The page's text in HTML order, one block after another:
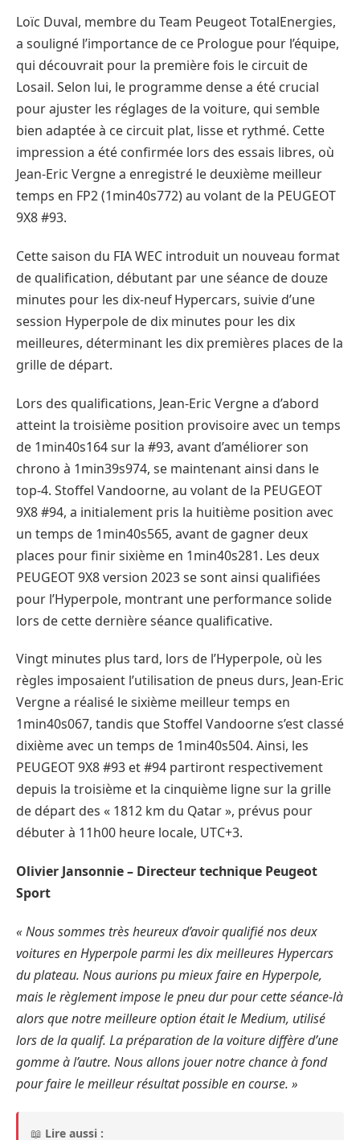
Loïc Duval, membre du Team Peugeot TotalEnergies,
a souligné l’importance de ce Prologue pour l’équipe,
qui découvrait pour la première fois le circuit de
Losail. Selon lui, le programme dense a été crucial
pour ajuster les réglages de la voiture, qui semble
bien adaptée à ce circuit plat, lisse et rythmé. Cette
impression a été confirmée lors des essais libres, où
Jean-Eric Vergne a enregistré le deuxième meilleur
temps en FP2 (1min40s772) au volant de la PEUGEOT
9X8 #93.
Cette saison du FIA WEC introduit un nouveau format
de qualification, débutant par une séance de douze
minutes pour les dix-neuf Hypercars, suivie d’une
session Hyperpole de dix minutes pour les dix
meilleures, déterminant les dix premières places de la
grille de départ.
Lors des qualifications, Jean-Eric Vergne a d’abord
atteint la troisième position provisoire avec un temps
de 1min40s164 sur la #93, avant d’améliorer son
chrono à 1min39s974, se maintenant ainsi dans le
top-4. Stoffel Vandoorne, au volant de la PEUGEOT
9X8 #94, a initialement pris la huitième position avec
un temps de 1min40s565, avant de gagner deux
places pour finir sixième en 1min40s281. Les deux
PEUGEOT 9X8 version 2023 se sont ainsi qualifiées
pour l’Hyperpole, montrant une performance solide
lors de cette dernière séance qualificative.
Vingt minutes plus tard, lors de l’Hyperpole, où les
règles imposaient l’utilisation de pneus durs, Jean-Eric
Vergne a réalisé le sixième meilleur temps en
1min40s067, tandis que Stoffel Vandoorne s’est classé
dixième avec un temps de 1min40s504. Ainsi, les
PEUGEOT 9X8 #93 et #94 partiront respectivement
depuis la troisième et la cinquième ligne sur la grille
de départ des « 1812 km du Qatar », prévus pour
débuter à 11h00 heure locale, UTC+3.
Olivier Jansonnie – Directeur technique Peugeot
Sport
« Nous sommes très heureux d’avoir qualifié nos deux
voitures en Hyperpole parmi les dix meilleures Hypercars
du plateau. Nous aurions pu mieux faire en Hyperpole,
mais le règlement impose le pneu dur pour cette séance-là
alors que notre meilleure option était le Medium, utilisé
lors de la qualif. La préparation de la voiture diffère d’une
gomme à l’autre. Nous allons jouer notre chance à fond
pour faire le meilleur résultat possible en course. »
📖 Lire aussi :